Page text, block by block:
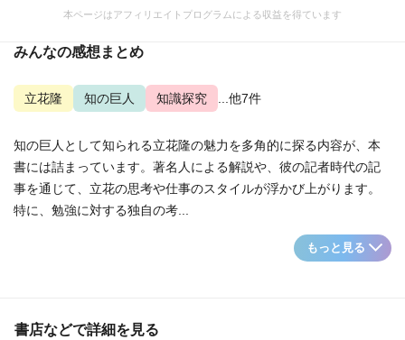
本ページはアフィリエイトプログラムによる収益を得ています
みんなの感想まとめ
立花隆 知の巨人 知識探究 ...他7件
知の巨人として知られる立花隆の魅力を多角的に探る内容が、本
書には詰まっています。著名人による解説や、彼の記者時代の記
事を通じて、立花の思考や仕事のスタイルが浮かび上がります。
特に、勉強に対する独自の考...
もっと見る
書店などで詳細を見る